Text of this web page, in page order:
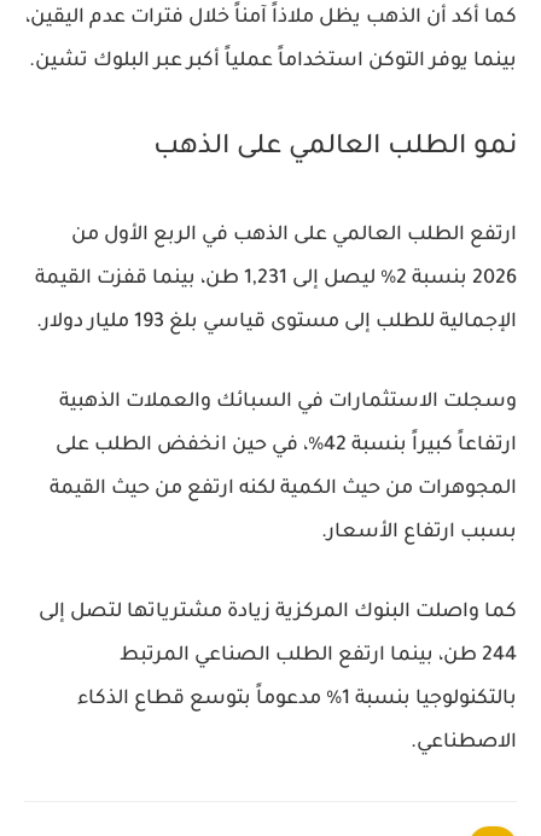
كما أكد أن الذهب يظل ملاذاً آمناً خلال فترات عدم اليقين،
بينما يوفر التوكن استخداماً عملياً أكبر عبر البلوك تشين.
نمو الطلب العالمي على الذهب
ارتفع الطلب العالمي على الذهب في الربع الأول من
2026 بنسبة 2% ليصل إلى 1,231 طن، بينما قفزت القيمة
الإجمالية للطلب إلى مستوى قياسي بلغ 193 مليار دولار.
وسجلت الاستثمارات في السبائك والعملات الذهبية
ارتفاعاً كبيراً بنسبة 42%، في حين انخفض الطلب على
المجوهرات من حيث الكمية لكنه ارتفع من حيث القيمة
بسبب ارتفاع الأسعار.
كما واصلت البنوك المركزية زيادة مشترياتها لتصل إلى
244 طن، بينما ارتفع الطلب الصناعي المرتبط
بالتكنولوجيا بنسبة 1% مدعوماً بتوسع قطاع الذكاء
الاصطناعي.